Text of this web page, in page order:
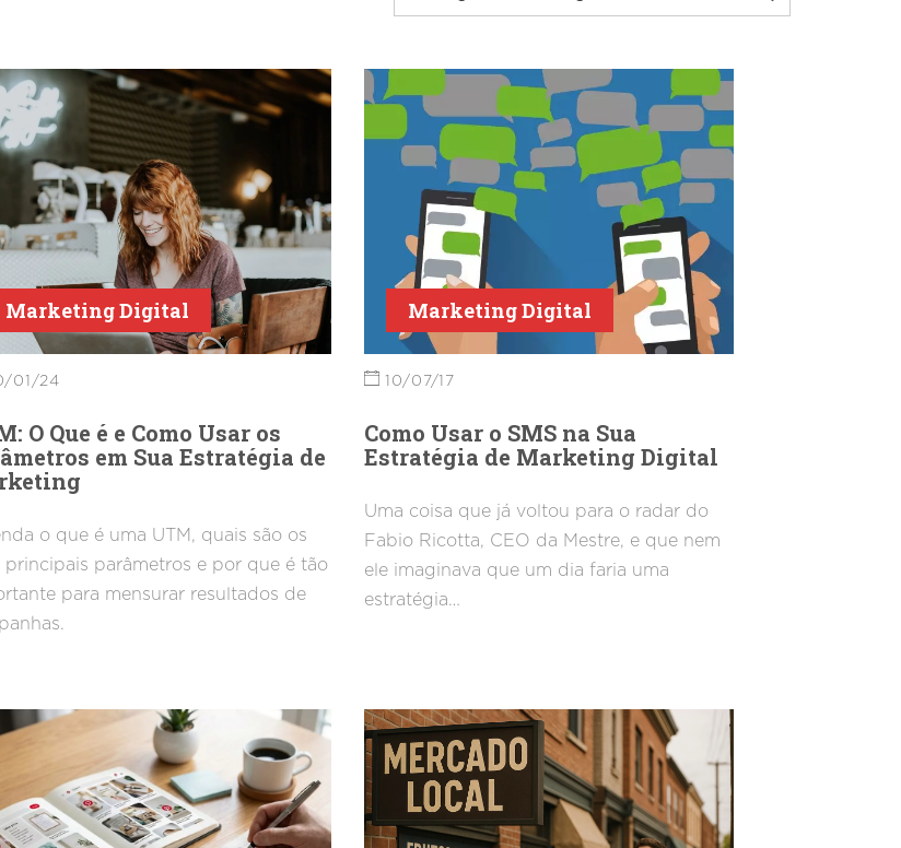
Marketing Digital
01/24
O Que é e Como Usar os
em Sua Estratégia de
o que é uma UTM, quais são os
principais parâmetros e por que é tão
para mensurar resultados de
Marketing Digital
10/07/17
Como Usar o SMS na Sua
Estratégia de Marketing Digital
Uma coisa que já voltou para o radar do
Fabio Ricotta, CEO da Mestre, e que nem
ele imaginava que um dia faria uma
estratégia…